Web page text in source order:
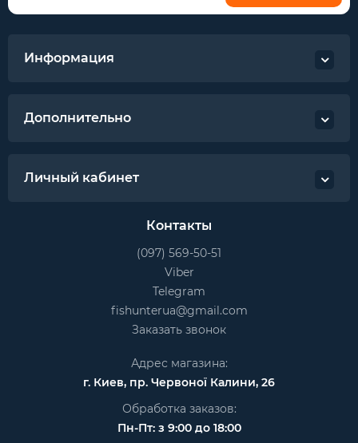
Информация
Дополнительно
Личный кабинет
Контакты
(097) 569-50-51
Viber
Telegram
fishunterua@gmail.com
Заказать звонок
Адрес магазина:
г. Киев, пр. Червоної Калини, 26
Обработка заказов:
Пн-Пт: з 9:00 до 18:00